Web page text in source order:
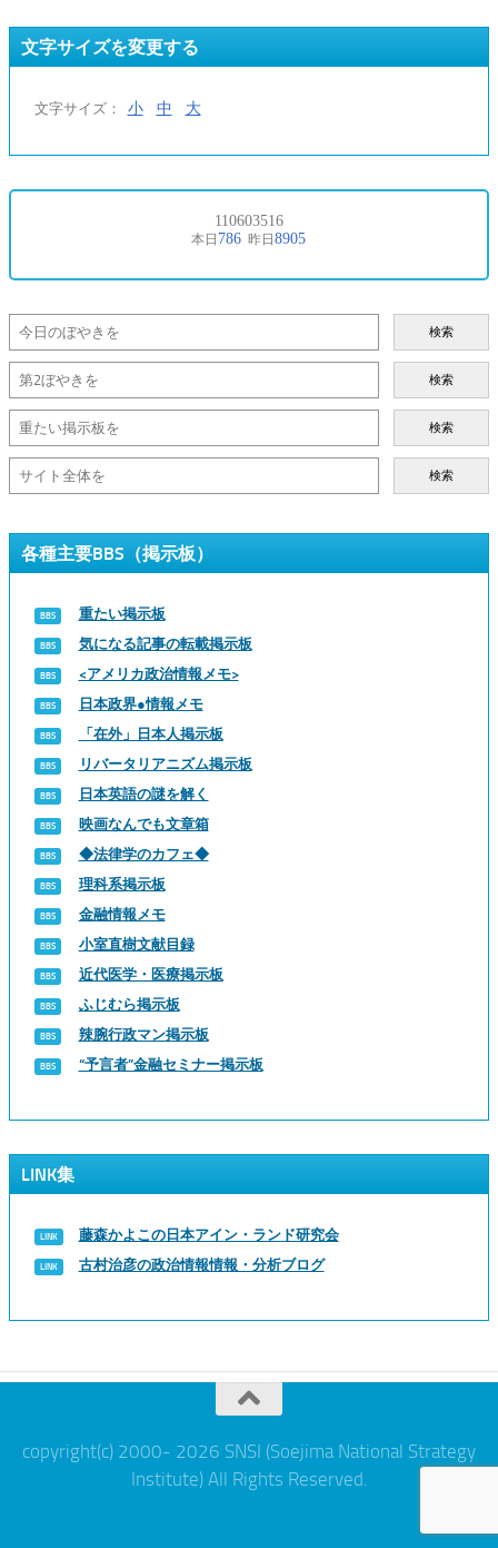
文字サイズを変更する
文字サイズ： 小 中 大
検索
検索
検索
検索
各種主要BBS（掲示板）
重たい掲示板
気になる記事の転載掲示板
<アメリカ政治情報メモ>
日本政界●情報メモ
「在外」日本人掲示板
リバータリアニズム掲示板
日本英語の謎を解く
映画なんでも文章箱
◆法律学のカフェ◆
理科系掲示板
金融情報メモ
小室直樹文献目録
近代医学・医療掲示板
ふじむら掲示板
辣腕行政マン掲示板
“予言者”金融セミナー掲示板
LINK集
藤森かよこの日本アイン・ランド研究会
古村治彦の政治情報情報・分析ブログ
copyright(c) 2000- 2026 SNSI (Soejima National Strategy
Institute) All Rights Reserved.